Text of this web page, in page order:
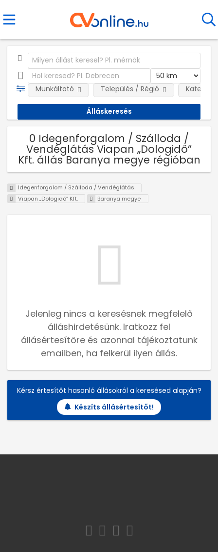
Munkáltató Település / Régió
0 Idegenforgalom / Szálloda /
Vendéglátás Viapan „Dologidő”
Kft. állás Baranya megye régióban
Idegenforgalom / Szálloda / Vendéglátás
Viapan „Dologidő” Kft.
Baranya megye
Jelenleg nincs a keresésnek megfelelő
álláshirdetésünk. Iratkozz fel
állásértesítőre és azonnal tájékoztatunk
emailben, ha felkerül ilyen állás.
Kérsz értesítőt hasonló állásokról a keresésed alapján?
Készíts állásértesítőt!